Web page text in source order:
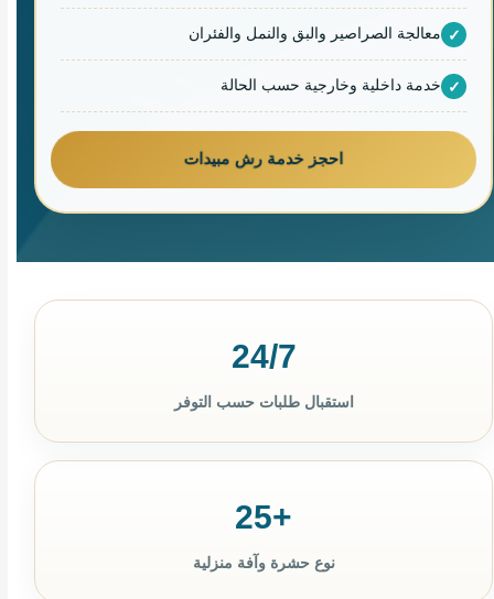
معالجة الصراصير والبق والنمل والفئران
خدمة داخلية وخارجية حسب الحالة
احجز خدمة رش مبيدات
24/7
استقبال طلبات حسب التوفر
+25
نوع حشرة وآفة منزلية